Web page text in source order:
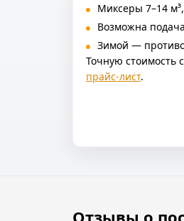
Миксеры 7–14
Возможна
Зимой —
Точную стоимость
прайс‑лист.
Отзывы о